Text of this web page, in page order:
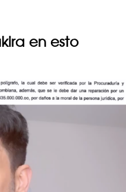
en esto